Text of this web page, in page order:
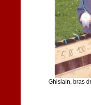
Ghislain, bras